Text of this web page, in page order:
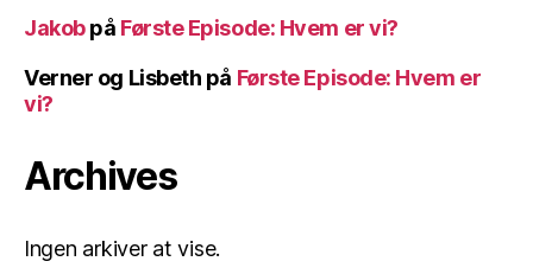
Jakobpå Første Episode: Hvem er vi?
Verner og Lisbeth på Første Episode: Hvem er
vi?
Archives
Ingen arkiver at vise.